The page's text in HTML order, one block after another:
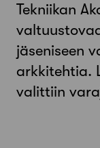
Tekniikan
jäseniseen
arkkitehtia.
valittiin